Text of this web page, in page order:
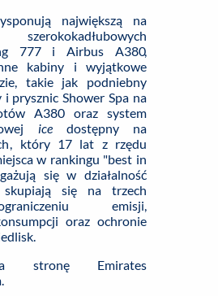
największą na
777 i Airbus A380,
kabiny i wyjątkowe
takie jak podniebny
i prysznic Shower Spa na
A380 oraz system
icedostępny na
który 17 lat z rzędu
w rankingu "best in
się w działalność
skupiają się na trzech
emisji,
oraz ochronie
stronę Emirates